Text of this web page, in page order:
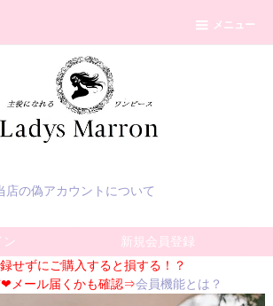
メニュー
店の偽アカウントについて
ン
新規会員登録
せずにご購入すると損する！？
❤メール届くかも確認⇒会員機能とは？